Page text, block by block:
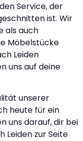
Service, der
ist. Wir
als auch
Möbelstücke
Leiden
uns auf deine
unserer
heute für ein
uns darauf, dir bei
Leiden zur Seite